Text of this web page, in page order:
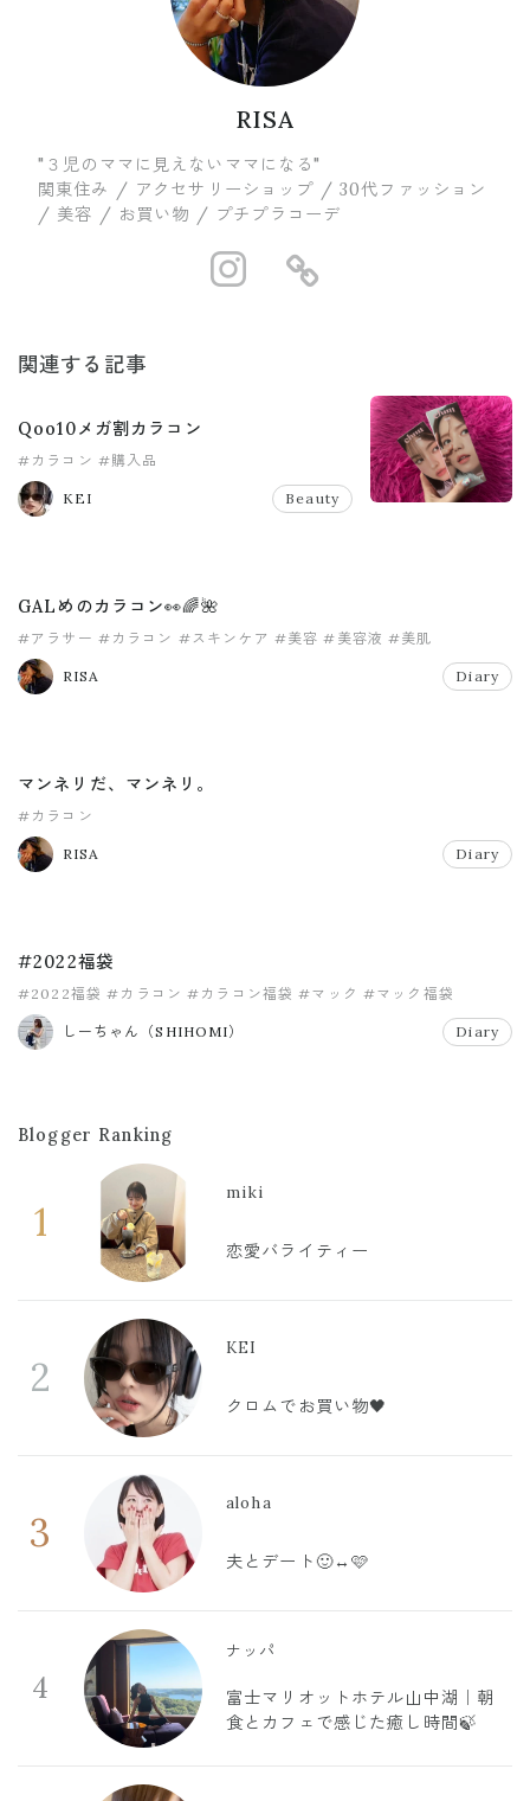
RISA
"３児のママに見えないママになる"
関東住み / アクセサリーショップ / 30代ファッション
/ 美容 / お買い物 / プチプラコーデ
https://
関連する記事
Qoo10メガ割カラコン
#カラコン #購入品
KEI Beauty
GALめのカラコン👀🌈🌺
#アラサー #カラコン #スキンケア #美容 #美容液 #美肌
RISA Diary
マンネリだ、マンネリ。
#カラコン
RISA Diary
#2022福袋
#2022福袋 #カラコン #カラコン福袋 #マック #マック福袋
しーちゃん（SHIHOMI） Diary
Blogger Ranking
1
miki
恋愛バライティー
2
KEI
クロムでお買い物🖤
3
aloha
夫とデート🙂‍↔️🩷
4
ナッパ
富士マリオットホテル山中湖｜朝
食とカフェで感じた癒し時間🍃